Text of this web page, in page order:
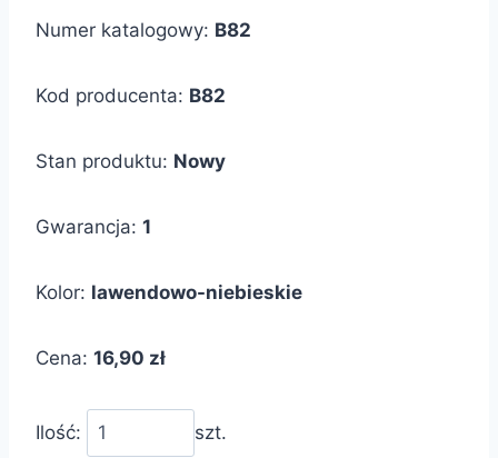
Numer katalogowy: B82
Kod producenta: B82
Stan produktu: Nowy
Gwarancja: 1
Kolor: lawendowo-niebieskie
Cena: 16,90 zł
Ilość:
szt.